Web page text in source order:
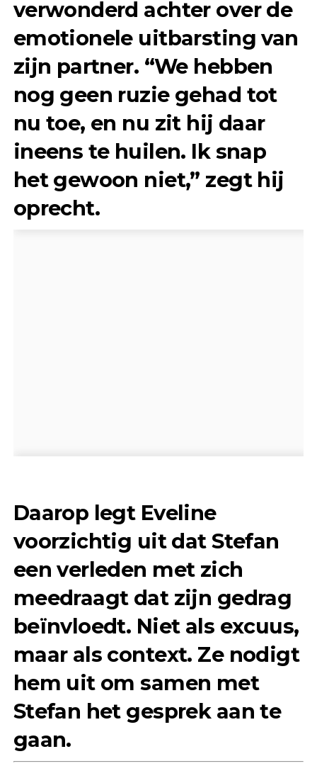
verwonderd achter over de
emotionele uitbarsting van
zijn partner. “We hebben
nog geen ruzie gehad tot
nu toe, en nu zit hij daar
ineens te huilen. Ik snap
het gewoon niet,” zegt hij
oprecht.
Daarop legt Eveline
voorzichtig uit dat Stefan
een verleden met zich
meedraagt dat zijn gedrag
beïnvloedt. Niet als excuus,
maar als context. Ze nodigt
hem uit om samen met
Stefan het gesprek aan te
gaan.